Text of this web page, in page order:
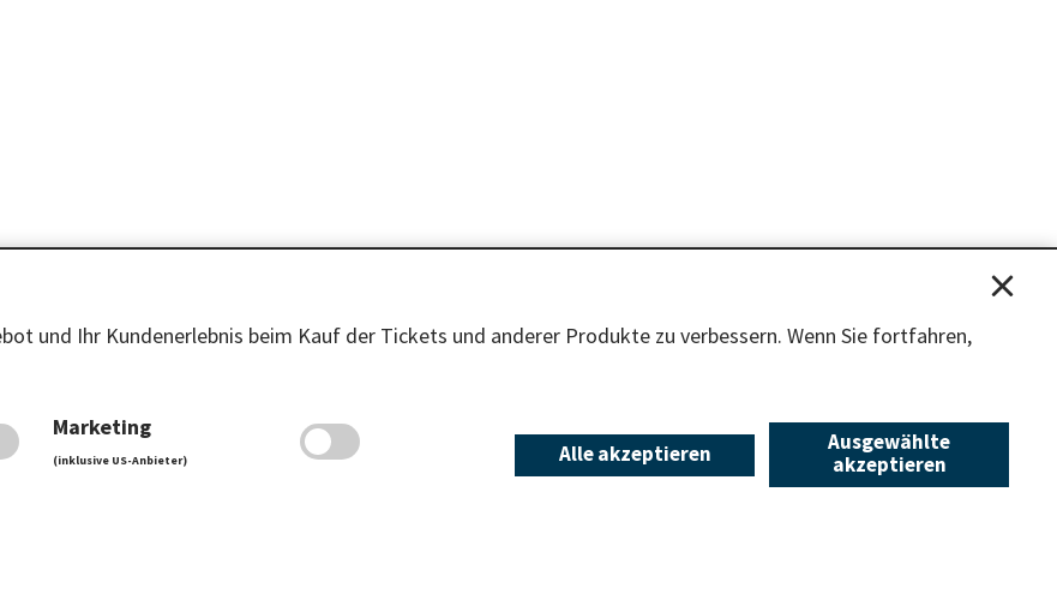
SCHMITTENHÖHEBAHN AG
Salzachtal-Bundesstraße 7,
und Ihr Kundenerlebnis beim Kauf der Tickets und anderer Produkte zu verbessern. Wenn Sie fortfahren,
Marketing
(inklusive US-Anbieter)